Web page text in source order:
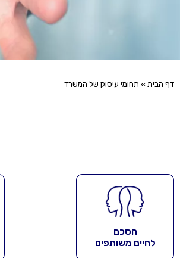
דף הבית » תחומי עיסוק של המשרד
הסכם
לחיים משותפים